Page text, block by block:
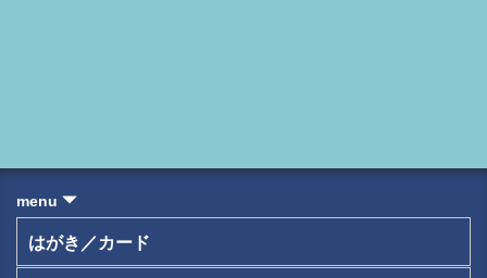
menu
はがき／カード